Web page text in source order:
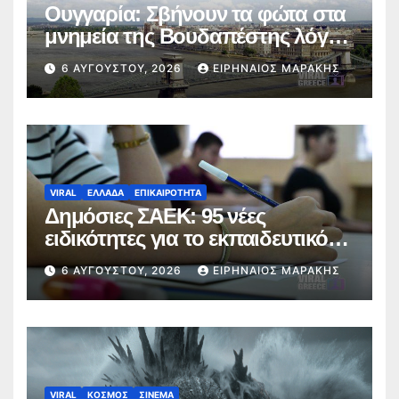
Ουγγαρία: Σβήνουν τα φώτα στα
μνημεία της Βουδαπέστης λόγω
καύσωνα και ενεργειακής πίεσης
6 ΑΥΓΟΎΣΤΟΥ, 2026 ΕΙΡΗΝΑΊΟΣ ΜΑΡΆΚΗΣ
VIRAL ΕΛΛΑΔΑ ΕΠΙΚΑΙΡΟΤΗΤΑ
Δημόσιες ΣΑΕΚ: 95 νέες
ειδικότητες για το εκπαιδευτικό
έτος 2026-2027
6 ΑΥΓΟΎΣΤΟΥ, 2026 ΕΙΡΗΝΑΊΟΣ ΜΑΡΆΚΗΣ
VIRAL ΚΟΣΜΟΣ ΣΙΝΕΜΑ